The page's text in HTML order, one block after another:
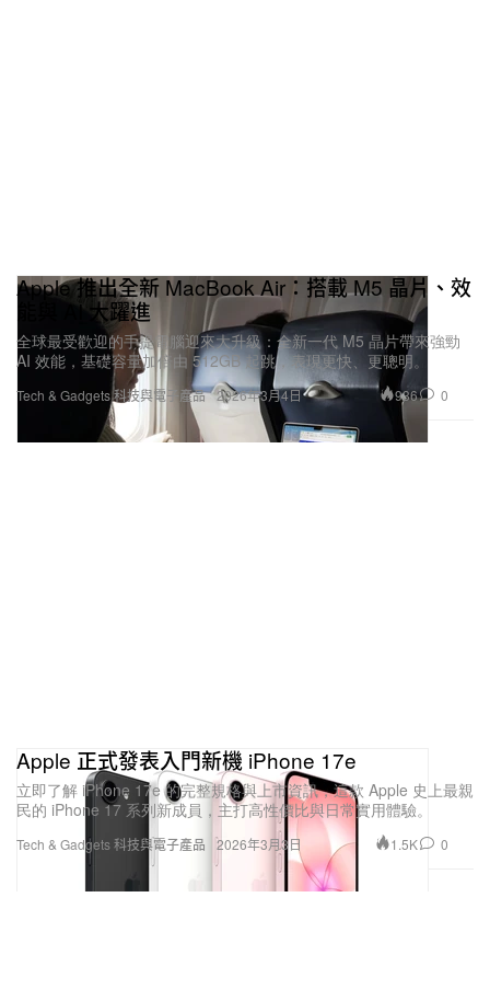
Tech & Gadgets 科技與電子產品
Apple 推出全新 MacBook Air：搭載 M5 晶片、效
能與 AI 大躍進
全球最受歡迎的手提電腦迎來大升級：全新一代 M5 晶片帶來強勁
AI 效能，基礎容量加倍由 512GB 起跳，表現更快、更聰明。
2026年3月4日 936 0
Tech & Gadgets 科技與電子產品
Apple 正式發表入門新機 iPhone 17e
立即了解 iPhone 17e 的完整規格與上市資訊，這款 Apple 史上最親
民的 iPhone 17 系列新成員，主打高性價比與日常實用體驗。
2026年3月3日 1.5K 0